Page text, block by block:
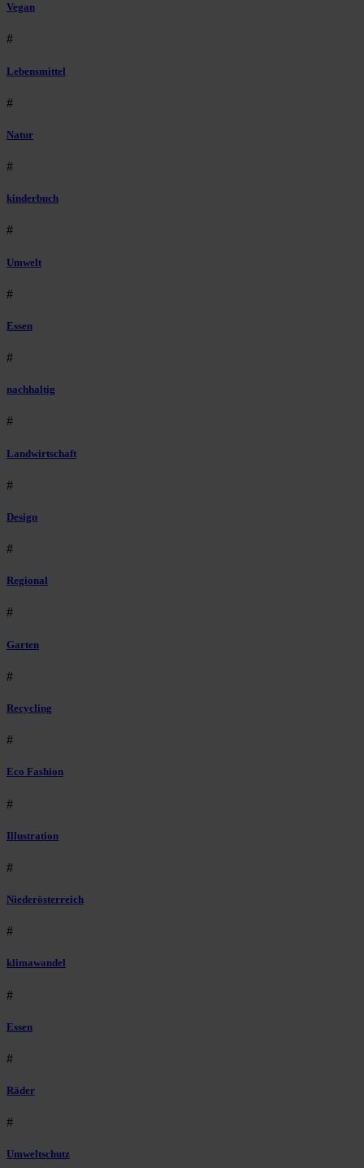
Vegan
#
Lebensmittel
#
Natur
#
kinderbuch
#
Umwelt
#
Essen
#
nachhaltig
#
Landwirtschaft
#
Design
#
Regional
#
Garten
#
Recycling
#
Eco Fashion
#
Illustration
#
Niederösterreich
#
klimawandel
#
Essen
#
Räder
#
Umweltschutz